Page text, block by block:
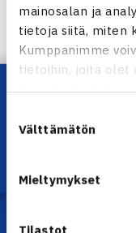
mainosalan ja
tietoja siitä, miten
Kumppanimme
tietoihin, joita olet
kun olet käyttänyt
valinta
Välttämätön
Mieltymykset
← Edellinen
Lataa OmaTennis!